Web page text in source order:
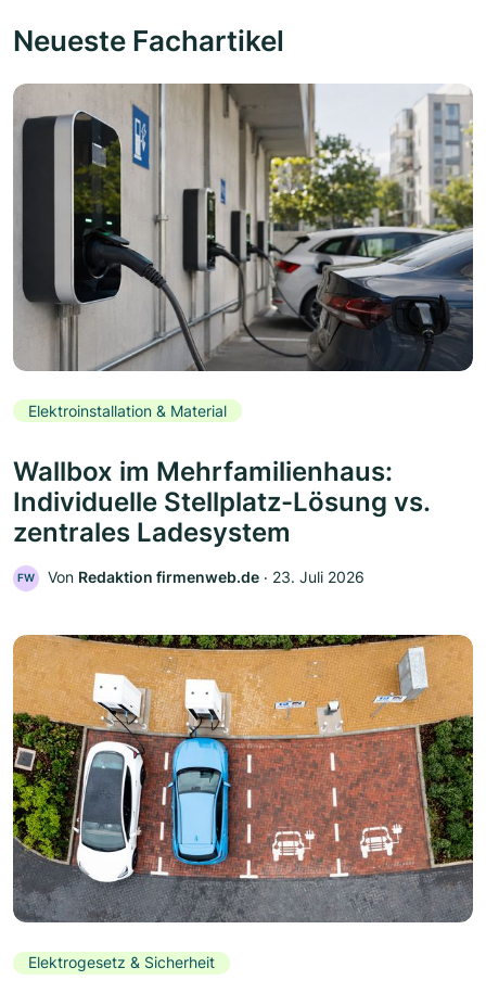
Neueste Fachartikel
Elektroinstallation & Material
Wallbox im Mehrfamilienhaus:
Individuelle Stellplatz-Lösung vs.
zentrales Ladesystem
FW Von Redaktion firmenweb.de ‧ 23. Juli 2026
Elektrogesetz & Sicherheit